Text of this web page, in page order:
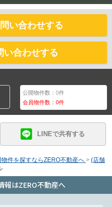
い合わせする
い合わせする
公開物件数：0件
会員物件数：0件
LINEで共有する
件を探すならZERO不動産へ > (店舗
報はZERO不動産へ